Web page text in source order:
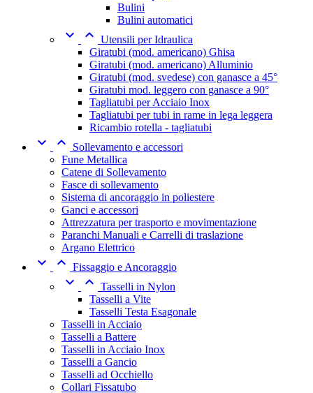
Bulini
Bulini automatici
  Utensili per Idraulica
Giratubi (mod. americano) Ghisa
Giratubi (mod. americano) Alluminio
Giratubi (mod. svedese) con ganasce a 45°
Giratubi mod. leggero con ganasce a 90°
Tagliatubi per Acciaio Inox
Tagliatubi per tubi in rame in lega leggera
Ricambio rotella - tagliatubi
 
Sollevamento e accessori
Fune Metallica
Catene di Sollevamento
Fasce di sollevamento
Sistema di ancoraggio in poliestere
Ganci e accessori
Attrezzatura per trasporto e movimentazione
Paranchi Manuali e Carrelli di traslazione
Argano Elettrico
  Fissaggio e Ancoraggio
  Tasselli in Nylon
Tasselli a Vite
Tasselli Testa Esagonale
Tasselli in Acciaio
Tasselli a Battere
Tasselli in Acciaio Inox
Tasselli a Gancio
Tasselli ad Occhiello
Collari Fissatubo